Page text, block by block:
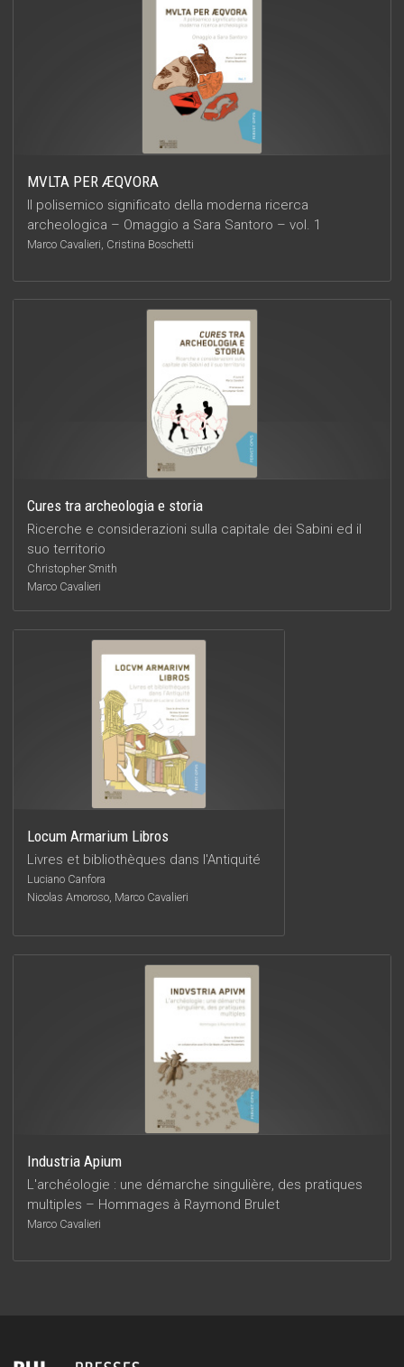
MVLTA PER ÆQVORA
Il polisemico significato della moderna ricerca
archeologica – Omaggio a Sara Santoro – vol. 1
Marco Cavalieri, Cristina Boschetti
Cures tra archeologia e storia
Ricerche e considerazioni sulla capitale dei Sabini ed il
suo territorio
Christopher Smith
Marco Cavalieri
Locum Armarium Libros
Livres et bibliothèques dans l'Antiquité
Luciano Canfora
Nicolas Amoroso, Marco Cavalieri
Industria Apium
L'archéologie : une démarche singulière, des pratiques
multiples – Hommages à Raymond Brulet
Marco Cavalieri